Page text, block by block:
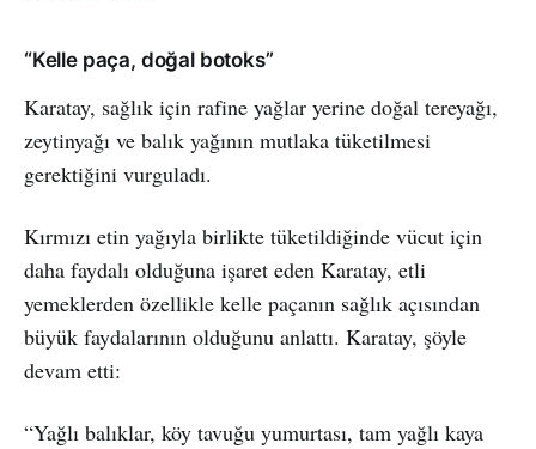
“Kelle paça, doğal botoks”
Karatay, sağlık için rafine yağlar yerine doğal tereyağı,
zeytinyağı ve balık yağının mutlaka tüketilmesi
gerektiğini vurguladı.
Kırmızı etin yağıyla birlikte tüketildiğinde vücut için
daha faydalı olduğuna işaret eden Karatay, etli
yemeklerden özellikle kelle paçanın sağlık açısından
büyük faydalarının olduğunu anlattı. Karatay, şöyle
devam etti:
“Yağlı balıklar, köy tavuğu yumurtası, tam yağlı kaya